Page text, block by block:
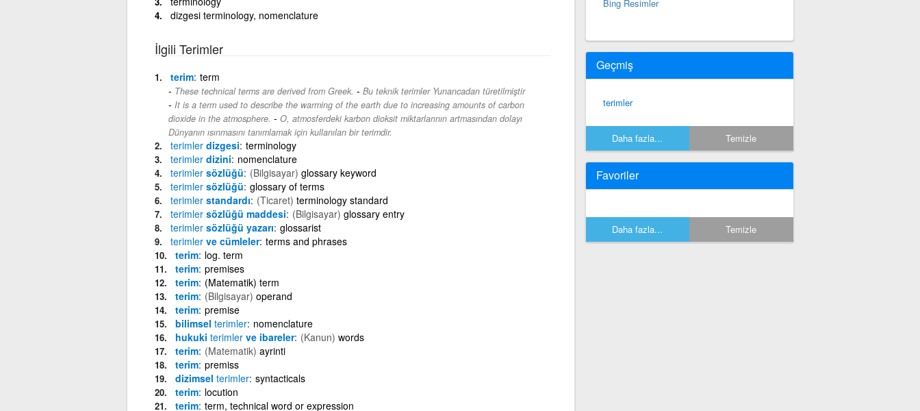
dizgesi terminology, nomenclature
İlgili Terimler
terim term
These technical terms are derived from Greek. - Bu teknik terimler Yunancadan türetilmiştir
It is a term used to describe the warming of the earth due to increasing amounts of carbon
dioxide in the atmosphere. - O, atmosferdeki karbon dioksit miktarlarının artmasından dolayı
Dünyanın ısınmasını tanımlamak için kullanılan bir terimdir.
terimlerdizgesi terminology
terimlerdizini nomenclature
terimlersözlüğü (Bilgisayar) glossary keyword
terimlersözlüğü glossary of terms
terimlerstandardı (Ticaret) terminology standard
terimlersözlüğü maddesi (Bilgisayar) glossary entry
terimlersözlüğü yazarı glossarist
terimlerve cümleler terms and phrases
terim log. term
terim premises
terim (Matematik) term
terim (Bilgisayar) operand
terim premise
bilimsel terimler nomenclature
hukuki terimlerve ibareler (Kanun) words
terim (Matematik) ayrinti
terim premiss
dizimsel terimler syntacticals
terim locution
terim term, technical word or expression
Bing Resimler
Geçmiş
terimler
Daha fazla... Temizle
Favoriler
Daha fazla... Temizle